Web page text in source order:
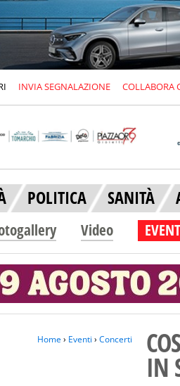
INVIA SEGNALAZIONE COLLABORA
POLITICA SANITÀ
Video
Home› Eventi › Concerti
IN